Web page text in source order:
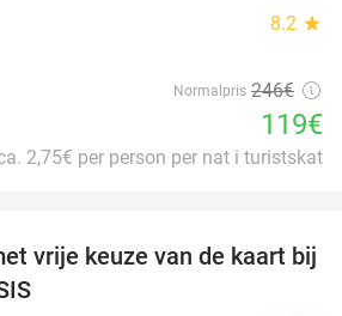
8.2 star
Normalpris 246€
119€
2,75€ per person per nat i turistskat
43%
vrije keuze van de kaart bij